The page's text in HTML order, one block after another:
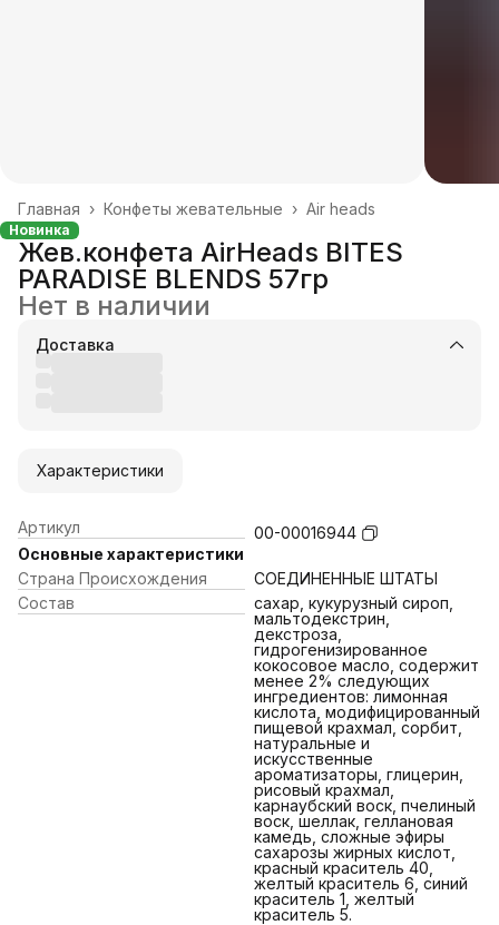
Air heads
Конфеты жевательные ›
Главная ›
Новинка
Жев.конфета AirHeads BITES
PARADISE BLENDS 57гр
Нет в наличии
Доставка
Характеристики
Артикул
00-00016944
Основные характеристики
Страна Происхождения
СОЕДИНЕННЫЕ ШТАТЫ
Состав
сахар, кукурузный сироп,
мальтодекстрин,
декстроза,
гидрогенизированное
кокосовое масло, содержит
менее 2% следующих
ингредиентов: лимонная
кислота, модифицированный
пищевой крахмал, сорбит,
натуральные и
искусственные
ароматизаторы, глицерин,
рисовый крахмал,
карнаубский воск, пчелиный
воск, шеллак, геллановая
камедь, сложные эфиры
сахарозы жирных кислот,
красный краситель 40,
желтый краситель 6, синий
краситель 1, желтый
краситель 5.